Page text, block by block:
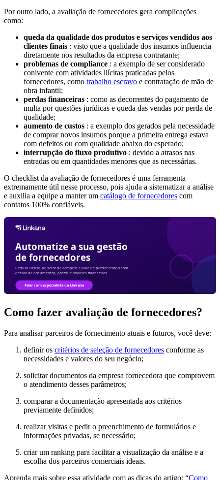
Por outro lado, a avaliação de fornecedores gera complicações
como:
queda da qualidade dos produtos e serviços vendidos aos
clientes finais : visto que a qualidade dos insumos influencia
diretamente nos resultados da empresa contratante;
problemas de compliance : a exemplo de ser considerado
conivente com atividades ilícitas praticadas pelos
fornecedores, como trabalho escravo e contratação de mão de
obra infantil;
perdas financeiras : como as decorrentes do pagamento de
multa por questões jurídicas e queda das vendas por perda de
qualidade;
aumento de custos : a exemplo dos gerados pela necessidade
de comprar novos insumos porque a primeira entrega estava
com defeitos ou com qualidade abaixo do esperado;
interrupção do fluxo produtivo : devido a atrasos nas
entradas ou em quantidades menores que as necessárias.
O checklist da avaliação de fornecedores é uma ferramenta
extremamente útil nesse processo, pois ajuda a sistematizar a análise
e auxilia a equipe a manter um catálogo de fornecedores com
contatos 100% confiáveis.
Como fazer avaliação de fornecedores?
Para analisar parceiros de fornecimento atuais e futuros, você deve:
definir os critérios de seleção de fornecedores conforme as
necessidades e valores do seu negócio;
solicitar documentos da empresa fornecedora que comprovem
o atendimento desses parâmetros;
comparar a documentação apresentada aos critérios
previamente definidos;
realizar visitas e pedir o preenchimento de formulários e
informações privadas, se necessário;
criar um ranking para facilitar a visualização da análise e a
escolha dos parceiros comerciais ideais.
Aprenda mais sobre essa atividade com as dicas do artigo: “Como